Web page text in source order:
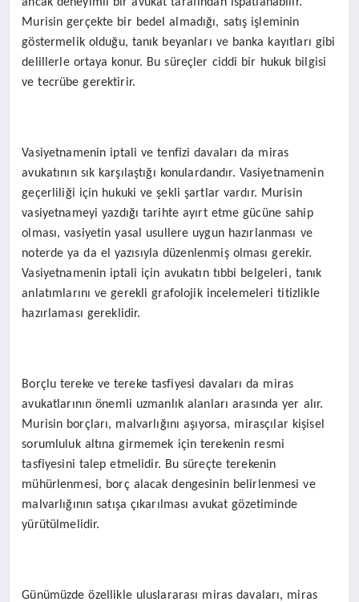
Murisin gerçekte bir bedel almadığı, satış işleminin
göstermelik olduğu, tanık beyanları ve banka kayıtları gibi
delillerle ortaya konur. Bu süreçler ciddi bir hukuk bilgisi
ve tecrübe gerektirir.
Vasiyetnamenin iptali ve tenfizi davaları da miras
avukatının sık karşılaştığı konulardandır. Vasiyetnamenin
geçerliliği için hukuki ve şekli şartlar vardır. Murisin
vasiyetnameyi yazdığı tarihte ayırt etme gücüne sahip
olması, vasiyetin yasal usullere uygun hazırlanması ve
noterde ya da el yazısıyla düzenlenmiş olması gerekir.
Vasiyetnamenin iptali için avukatın tıbbi belgeleri, tanık
anlatımlarını ve gerekli grafolojik incelemeleri titizlikle
hazırlaması gereklidir.
Borçlu tereke ve tereke tasfiyesi davaları da miras
avukatlarının önemli uzmanlık alanları arasında yer alır.
Murisin borçları, malvarlığını aşıyorsa, mirasçılar kişisel
sorumluluk altına girmemek için terekenin resmi
tasfiyesini talep etmelidir. Bu süreçte terekenin
mühürlenmesi, borç alacak dengesinin belirlenmesi ve
malvarlığının satışa çıkarılması avukat gözetiminde
yürütülmelidir.
Günümüzde özellikle uluslararası miras davaları, miras